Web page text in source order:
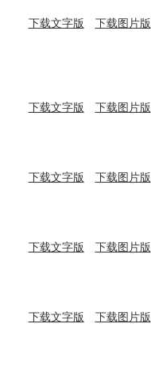
下载文字版 下载图片版
下载文字版
下载图片版
下载文字版
下载图片版
下载文字版
下载图片版
下载文字版 下载图片版